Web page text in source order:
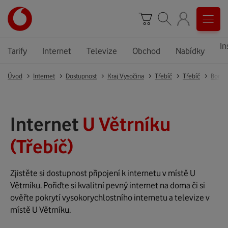
Tarify Internet Televize Obchod Nabídky
Úvod Internet Dostupnost Kraj Vysočina Třebíč Třebíč
Internet U Větrníku
(Třebíč)
Zjistěte si dostupnost připojení k internetu v místě U
Větrníku. Pořiďte si kvalitní pevný internet na doma či si
ověřte pokrytí vysokorychlostního internetu a televize v
místě U Větrníku.